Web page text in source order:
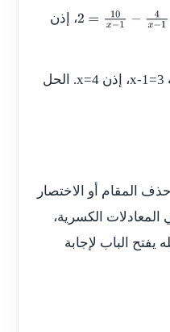
2 =10x−1 −4x−1
، إذن
x-1=3، إذن x=4. الحل
المقام أو الاختصار
المعادلات الكسرية،
يفتح الباب لإجابة